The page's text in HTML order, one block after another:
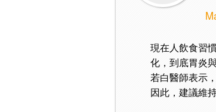
現在人飲食習
化，到底胃炎
若白醫師表示，
因此，建議維